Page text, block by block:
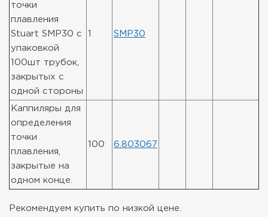
точки
плавления
Stuart SMP30 с
упаковкой
100шт трубок,
закрытых с
одной стороны
1 SMP30
Каппиляры для
определения
точки
плавления,
закрытые на
одном конце.
100 6.803067
Рекомендуем купить по низкой цене.